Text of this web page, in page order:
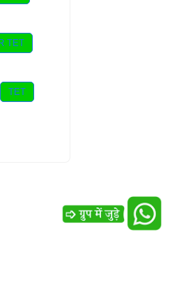
TET
TET